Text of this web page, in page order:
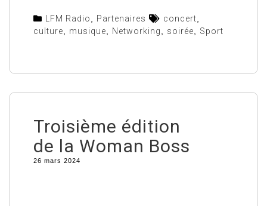
LFM Radio, Partenaires concert,
culture, musique, Networking, soirée, Sport
Troisième édition
de la Woman Boss
26 mars 2024